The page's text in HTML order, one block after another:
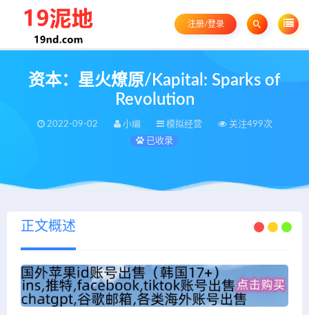
注册/登录
资本：星火燎原/Kapital: Sparks of
Revolution
2022-09-02 小编 模拟经营
关注499次
已收录
正文概述